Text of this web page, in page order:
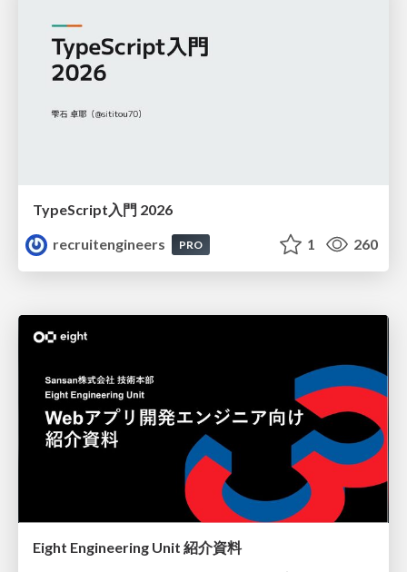
TypeScript入門 2026
recruitengineers
PRO 1 260
Eight Engineering Unit 紹介資料